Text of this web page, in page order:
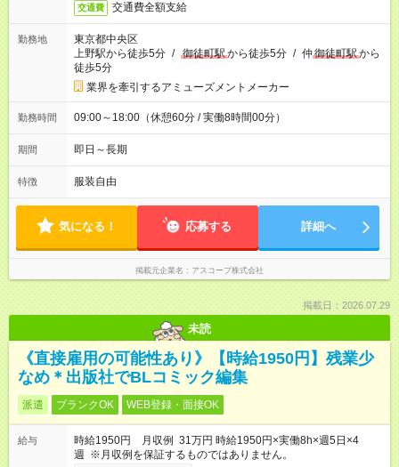
交通費 交通費全額支給
勤務地
東京都中央区
上野駅から徒歩5分 / 御徒町駅から徒歩5分 / 仲御徒町駅から
徒歩5分
業界を牽引するアミューズメントメーカー
勤務時間 09:00～18:00（休憩60分 / 実働8時間00分）
期間 即日～長期
特徴 服装自由
気になる！ 応募する 詳細へ
掲載元企業名 アスコープ株式会社
掲載日：2026.07.29
未読
《直接雇用の可能性あり》【時給1950円】残業少
なめ＊出版社でBLコミック編集
派遣 ブランクOK WEB登録・面接OK
給与
時給1950円 月収例 31万円 時給1950円×実働8h×週5日×4
週 ※月収例を保証するものではありません。